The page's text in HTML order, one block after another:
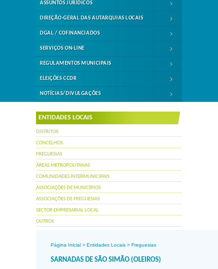
ASSUNTOS JURÍDICOS
DIREÇÃO-GERAL DAS AUTARQUIAS LOCAIS
DGAL / COFINANCIADOS
SERVIÇOS ON-LINE
REGULAMENTOS MUNICIPAIS
ELEIÇÕES CCDR
NOTÍCIAS/DIVULGAÇÕES
ENTIDADES LOCAIS
DISTRITOS
CONCELHOS
FREGUESIAS
ÁREAS METROPOLITANAS
COMUNIDADES INTERMUNICIPAIS
ASSOCIAÇÕES DE MUNICÍPIOS
ASSOCIAÇÕES DE FREGUESIAS
SECTOR EMPRESARIAL LOCAL
OUTROS
Página Inicial > Entidades Locais > Freguesias
SARNADAS DE SÃO SIMÃO (OLEIROS)